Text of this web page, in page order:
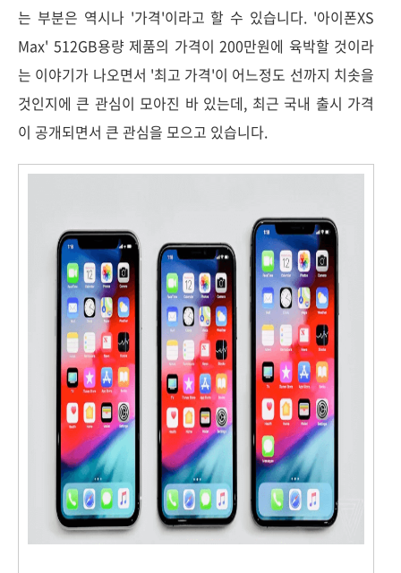
는 부분은 역시나 '가격'이라고 할 수 있습니다. '아이폰XS
Max' 512GB용량 제품의 가격이 200만원에 육박할 것이라
는 이야기가 나오면서 '최고 가격'이 어느정도 선까지 치솟을
것인지에 큰 관심이 모아진 바 있는데, 최근 국내 출시 가격
이 공개되면서 큰 관심을 모으고 있습니다.